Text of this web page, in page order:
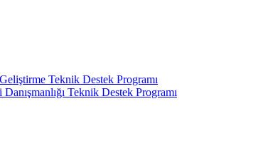
Teknik Destek Programı
Teknik Destek Programı